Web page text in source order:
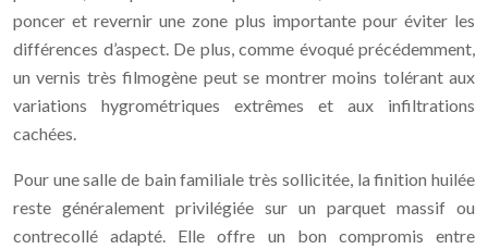
poncer et revernir une zone plus importante pour éviter les
différences d’aspect. De plus, comme évoqué précédemment,
un vernis très filmogène peut se montrer moins tolérant aux
variations hygrométriques extrêmes et aux infiltrations
cachées.
Pour une salle de bain familiale très sollicitée, la finition huilée
reste généralement privilégiée sur un parquet massif ou
contrecollé adapté. Elle offre un bon compromis entre